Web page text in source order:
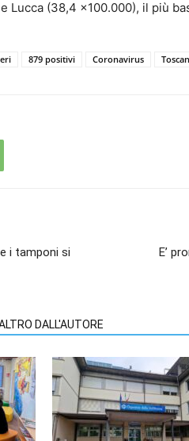
Lucca (38,4 x100.000), il più
879 positivi Coronavirus
i tamponi si
E’
DALL'AUTORE